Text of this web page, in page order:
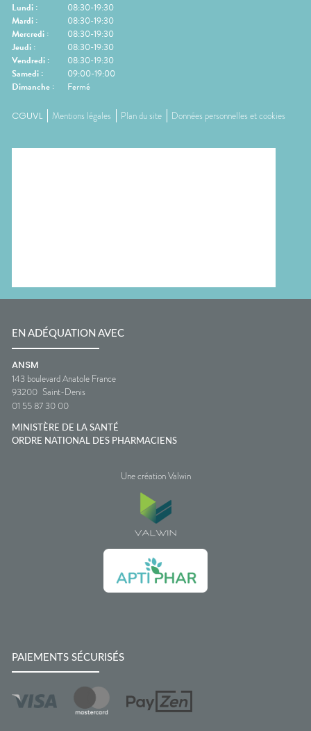
Lundi :
08:30-19:30
Mardi :
08:30-19:30
Mercredi :
08:30-19:30
Jeudi :
08:30-19:30
Vendredi :
08:30-19:30
Samedi :
09:00-19:00
Dimanche : Fermé
CGUVL Mentions légales Plan du site Données personnelles et cookies
EN ADÉQUATION AVEC
ANSM
143 boulevard Anatole France
93200 Saint-Denis
01 55 87 30 00
MINISTÈRE DE LA SANTÉ
ORDRE NATIONAL DES PHARMACIENS
Une création Valwin
PAIEMENTS SÉCURISÉS